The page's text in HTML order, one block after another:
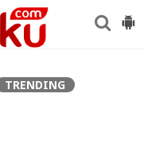
TRENDING